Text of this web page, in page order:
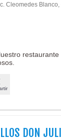
c. Cleomedes
DON